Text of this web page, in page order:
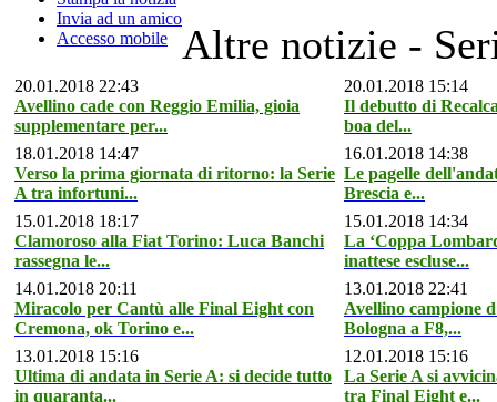
Invia ad un amico
Accesso mobile
Altre notizie -
20.01.2018 22:43
Avellino cade con Reggio Emilia, gioia
supplementare per...
20.01.2018 15:14
Il debutto di
boa del...
18.01.2018 14:47
Verso la prima giornata di ritorno: la Serie
A tra infortuni...
16.01.2018 14:38
Le pagelle
Brescia e...
15.01.2018 18:17
Clamoroso alla Fiat Torino: Luca Banchi
rassegna le...
15.01.2018 14:34
La ‘Coppa
inattese escluse...
14.01.2018 20:11
Miracolo per Cantù alle Final Eight con
Cremona, ok Torino e...
13.01.2018 22:41
Avellino campione
Bologna a F8,...
13.01.2018 15:16
Ultima di andata in Serie A: si decide tutto
in quaranta...
12.01.2018 15:16
La Serie A si
tra Final Eight e...